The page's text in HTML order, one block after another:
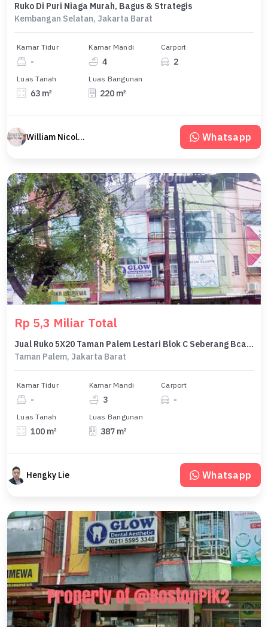
Ruko Di Puri Niaga Murah, Bagus & Strategis
Kembangan Selatan, Jakarta Barat
Kamar Tidur
-
Kamar Mandi
4
Carport
2
Luas Tanah
63 m²
Luas Bangunan
220 m²
William Nicolas Boston Whatsapp
Rp 5,3 Miliar Total
Jual Ruko 5X20 Taman Palem Lestari Blok C Seberang Bca Taman Palem
Taman Palem, Jakarta Barat
Kamar Tidur
-
Kamar Mandi
3
Carport
-
Luas Tanah
100 m²
Luas Bangunan
387 m²
Hengky Lie Whatsapp